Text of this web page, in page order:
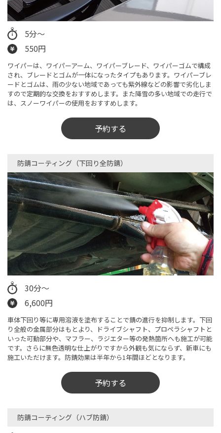
5分〜
550円
ワイパーは、ワイパーアーム、ワイパーブレード、ワイパーゴムで構成
され、ブレードとゴムが一体になったタイプもあります。ワイパーブレ
ードとゴムは、雨の少ない地域であっても紫外線などの影響で劣化しま
すので定期的な交換をおすすめします。また降雪の多い地域での走行で
は、スノーワイパーの使用をおすすめします。
予約する
防錆コーティング（下回り全防錆）​
30分〜
6,600円
車体下回り等に専用溶液を塗布することで錆の進行を抑制します。下回
り全般の金属部分はもとより、ドライブシャフト、プロペラシャフトと
いった可動部分や、マフラー、ラジエター等の発熱箇所へも施工が可能
です。さらに無色透明な仕上がりですから外観も気にならず、新車にも
施工いただけます。防錆効果は半年から1年間ほどとなります。
予約する
防錆コーティング（ハブ防錆）​